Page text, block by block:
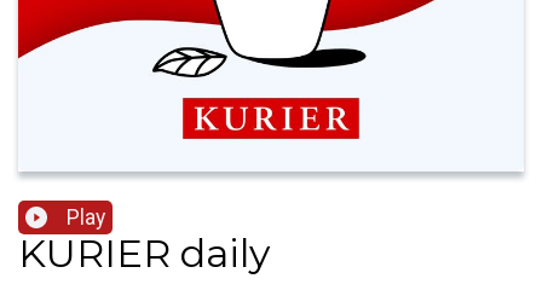
Play
KURIER daily